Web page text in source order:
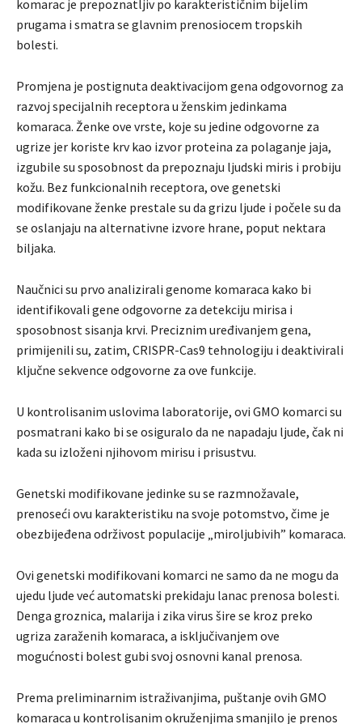
komarac je prepoznatljiv po karakterističnim bijelim
prugama i smatra se glavnim prenosiocem tropskih
bolesti.
Promjena je postignuta deaktivacijom gena odgovornog za
razvoj specijalnih receptora u ženskim jedinkama
komaraca. Ženke ove vrste, koje su jedine odgovorne za
ugrize jer koriste krv kao izvor proteina za polaganje jaja,
izgubile su sposobnost da prepoznaju ljudski miris i probiju
kožu. Bez funkcionalnih receptora, ove genetski
modifikovane ženke prestale su da grizu ljude i počele su da
se oslanjaju na alternativne izvore hrane, poput nektara
biljaka.
Naučnici su prvo analizirali genome komaraca kako bi
identifikovali gene odgovorne za detekciju mirisa i
sposobnost sisanja krvi. Preciznim uređivanjem gena,
primijenili su, zatim, CRISPR-Cas9 tehnologiju i deaktivirali
ključne sekvence odgovorne za ove funkcije.
U kontrolisanim uslovima laboratorije, ovi GMO komarci su
posmatrani kako bi se osiguralo da ne napadaju ljude, čak ni
kada su izloženi njihovom mirisu i prisustvu.
Genetski modifikovane jedinke su se razmnožavale,
prenoseći ovu karakteristiku na svoje potomstvo, čime je
obezbijeđena održivost populacije „miroljubivih” komaraca.
Ovi genetski modifikovani komarci ne samo da ne mogu da
ujedu ljude već automatski prekidaju lanac prenosa bolesti.
Denga groznica, malarija i zika virus šire se kroz preko
ugriza zaraženih komaraca, a isključivanjem ove
mogućnosti bolest gubi svoj osnovni kanal prenosa.
Prema preliminarnim istraživanjima, puštanje ovih GMO
komaraca u kontrolisanim okruženjima smanjilo je prenos